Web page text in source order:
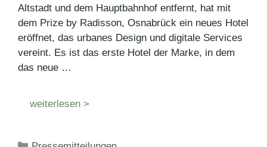
Altstadt und dem Hauptbahnhof entfernt, hat mit
dem Prize by Radisson, Osnabrück ein neues Hotel
eröffnet, das urbanes Design und digitale Services
vereint. Es ist das erste Hotel der Marke, in dem
das neue …
weiterlesen >
Kategorien